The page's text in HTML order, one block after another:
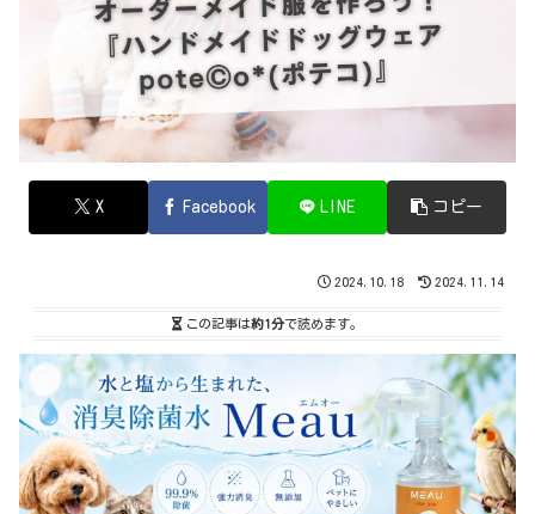
X Facebook LINE コピー
2024.10.18 2024.11.14
この記事は約1分で読めます。